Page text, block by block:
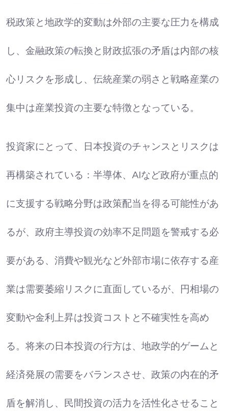
税政策と地政学的変動は外部の主要な圧力を構成
し、金融政策の転換と財政拡張の矛盾は内部の核
心リスクを形成し、伝統産業の弱さと戦略産業の
集中は産業投資の主要な特徴となっている。​
投資家にとって、日本投資のチャンスとリスクは
再構築されている：半導体、AIなど政府が重点的
に支援する戦略分野は政策配当を得る可能性があ
るが、政府主導投資の効率不足問題を警戒する必
要がある、消費や観光など外部市場に依存する産
業は需要萎縮リスクに直面しているが、円相場の
変動や金利上昇は投資コストと不確実性を高め
る。将来の日本投資の行方は、地政学的ゲームと
経済発展の需要をバランスさせ、政策の内在的矛
盾を解消し、民間投資の活力を活性化させること